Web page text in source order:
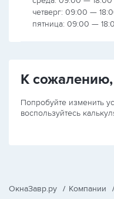
четверг: 09:00 —
пятница: 09:00 —
К
Попробуйте изменить
воспользуйтесь
ОкнаЗавр.ру / Компании /